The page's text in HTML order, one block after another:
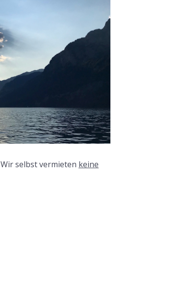
Wir selbst vermieten keine